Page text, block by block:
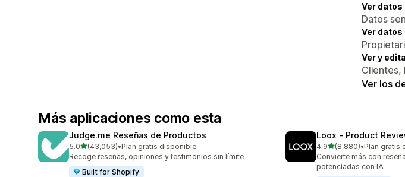
Ver
Datos
Ver datos
Ver y
Clientes,
Ver los
Más aplicaciones como esta
Judge.me Reseñas de Productos
5.0de 5 estrellas
(43,053)
43053 reseñas en total
•Plan gratis disponible
Recoge reseñas, opiniones y testimonios sin límite
Built for Shopify
Loox ‑ Product
4.9de 5 estrellas
(8,880)
8880 reseñas en total
•Plan gratis
Convierte más con
potenciadas con IA